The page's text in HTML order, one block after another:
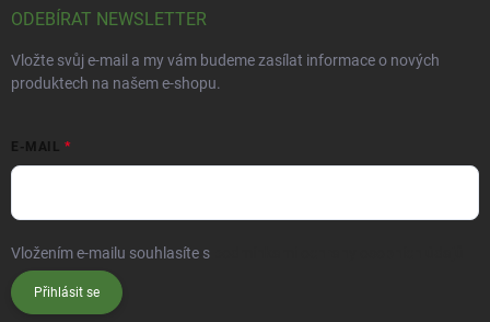
ODEBÍRAT NEWSLETTER
Vložte svůj e-mail a my vám budeme zasílat informace o nových
produktech na našem e-shopu.
E-MAIL
Vložením e-mailu souhlasíte s
Přihlásit se